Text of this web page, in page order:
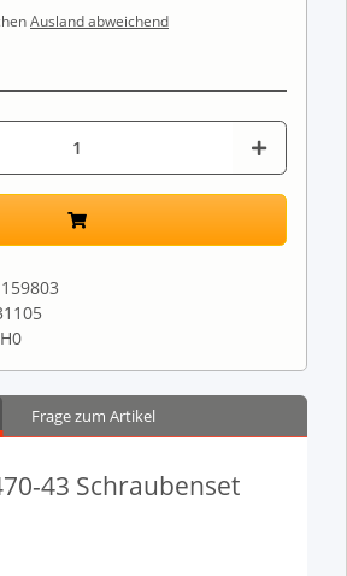
Ausland abweichend
159803
Frage zum Artikel
43 Schraubenset